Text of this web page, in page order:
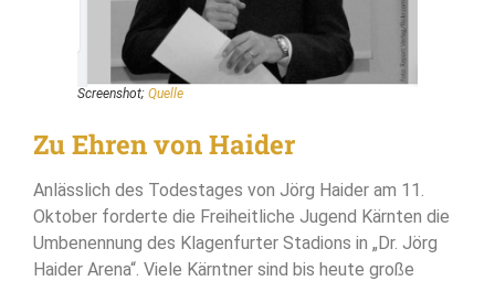
Screenshot; Quelle
Zu Ehren von Haider
Anlässlich des Todestages von Jörg Haider am 11.
Oktober forderte die Freiheitliche Jugend Kärnten die
Umbenennung des Klagenfurter Stadions in „Dr. Jörg
Haider Arena“. Viele Kärntner sind bis heute große